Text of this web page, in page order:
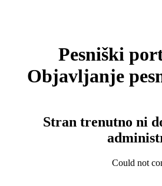
Pesniški
Objavljanje
Stran trenutno ni
Could not